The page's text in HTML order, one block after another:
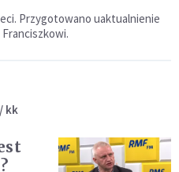
Przygotowano uaktualnienie
kk